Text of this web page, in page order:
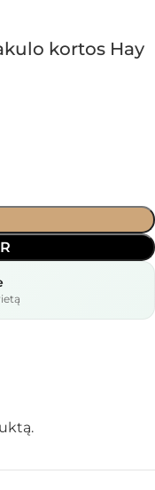
kortos Hay